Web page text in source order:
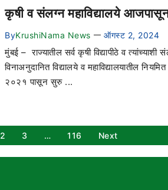
कृषी व संलग्न महाविद्यालये
ByKrushiNama News — ऑगस्ट 2, 2024
मुंबई – राज्यातील सर्व कृषी विद्यापीठे व
विनाअनुदानित विद्यालये व महाविद्यालयातील
२०२१ पासून सुरु ...
2 3 … 116 Next